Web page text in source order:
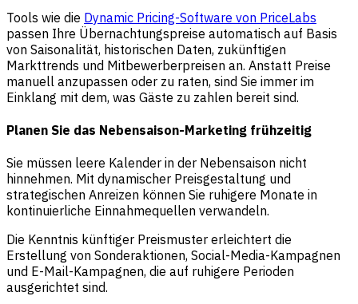
Tools wie die Dynamic Pricing-Software von PriceLabs
passen Ihre Übernachtungspreise automatisch auf Basis
von Saisonalität, historischen Daten, zukünftigen
Markttrends und Mitbewerberpreisen an. Anstatt Preise
manuell anzupassen oder zu raten, sind Sie immer im
Einklang mit dem, was Gäste zu zahlen bereit sind.
Planen Sie das Nebensaison-Marketing frühzeitig
Sie müssen leere Kalender in der Nebensaison nicht
hinnehmen. Mit dynamischer Preisgestaltung und
strategischen Anreizen können Sie ruhigere Monate in
kontinuierliche Einnahmequellen verwandeln.
Die Kenntnis künftiger Preismuster erleichtert die
Erstellung von Sonderaktionen, Social-Media-Kampagnen
und E-Mail-Kampagnen, die auf ruhigere Perioden
ausgerichtet sind.